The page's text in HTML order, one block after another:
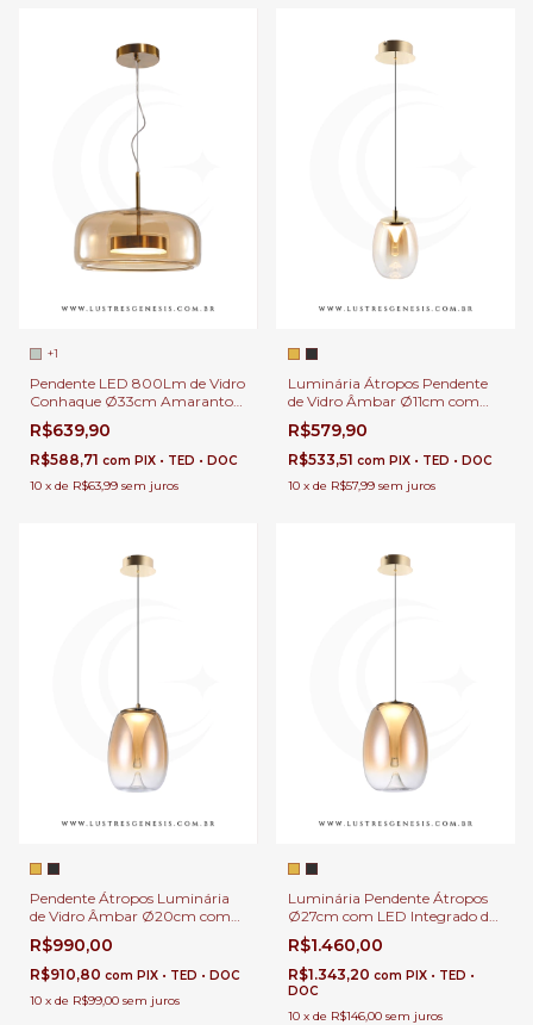
+1
Pendente LED 800Lm de Vidro
Conhaque Ø33cm Amaranto
Para Bancadas, Mesa de
Cabeceira, Lavabos e Ilhas
R$639,90
R$588,71 com PIX • TED • DOC
10 x de R$63,99 sem juros
Luminária Átropos Pendente
de Vidro Âmbar Ø11cm com
LED Integrado de 400Lm Para
Bancadas, Mesa de Cabeceira,
Lavabos e Ilhas
R$579,90
R$533,51 com PIX • TED • DOC
10 x de R$57,99 sem juros
Pendente Átropos Luminária
de Vidro Âmbar Ø20cm com
LED Integrado de 640Lm Para
Bancadas, Mesa de Cabeceira,
Lavabos e Ilhas
R$990,00
R$910,80 com PIX • TED • DOC
10 x de R$99,00 sem juros
Luminária Pendente Átropos
Ø27cm com LED Integrado de
1200Lm Para Bancadas, Mesa
de Cabeceira, Lavabos e Ilhas
R$1.460,00
R$1.343,20 com PIX • TED •
DOC
10 x de R$146,00 sem juros